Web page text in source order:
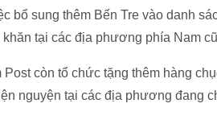
bổ sung thêm Bến Tre vào danh
tại các địa phương phía Nam
còn tổ chức tặng thêm hàng
nguyện tại các địa phương đang